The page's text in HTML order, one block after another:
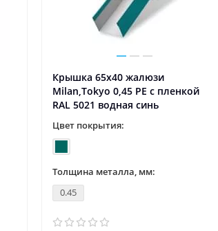
Крышка 65х40 жалюзи
Milan,Tokyo 0,45 PE с пленкой
RAL 5021 водная синь
Цвет покрытия:
Толщина металла, мм:
0.45